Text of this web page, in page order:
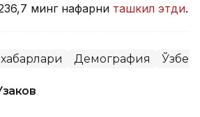
минг нафарни ташкил этди.
Демография